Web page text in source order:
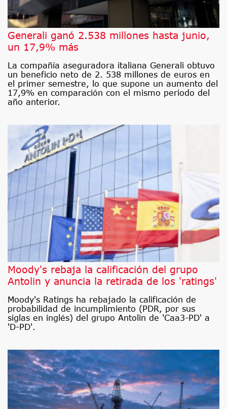
Generali ganó 2.538 millones hasta junio,
un 17,9% más
La compañía aseguradora italiana Generali obtuvo
un beneficio neto de 2. 538 millones de euros en
el primer semestre, lo que supone un aumento del
17,9% en comparación con el mismo periodo del
año anterior.
Moody's rebaja la calificación del grupo
Antolin y anuncia la retirada de los 'ratings'
Moody's Ratings ha rebajado la calificación de
probabilidad de incumplimiento (PDR, por sus
siglas en inglés) del grupo Antolin de 'Caa3-PD' a
'D-PD'.